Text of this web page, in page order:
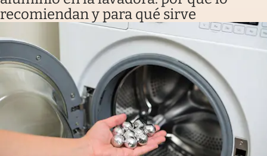
recomiendan y para qué sirve